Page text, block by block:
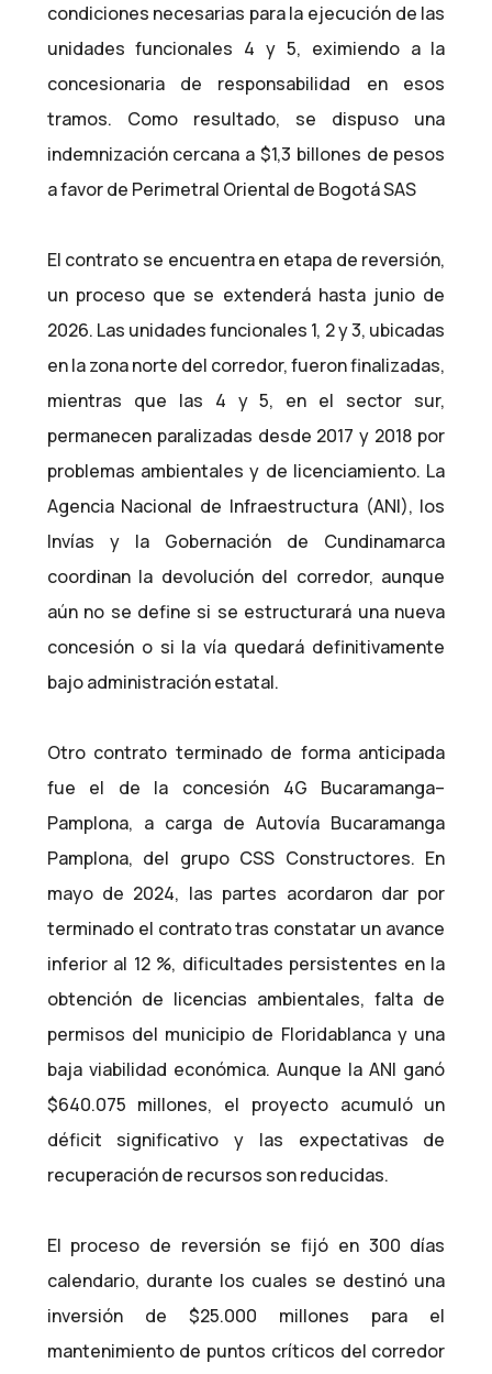
condiciones necesarias para la ejecución de las
unidades funcionales 4 y 5, eximiendo a la
concesionaria de responsabilidad en esos
tramos. Como resultado, se dispuso una
indemnización cercana a $1,3 billones de pesos
a favor de Perimetral Oriental de Bogotá SAS
El contrato se encuentra en etapa de reversión,
un proceso que se extenderá hasta junio de
2026. Las unidades funcionales 1, 2 y 3, ubicadas
en la zona norte del corredor, fueron finalizadas,
mientras que las 4 y 5, en el sector sur,
permanecen paralizadas desde 2017 y 2018 por
problemas ambientales y de licenciamiento. La
Agencia Nacional de Infraestructura (ANI), los
Invías y la Gobernación de Cundinamarca
coordinan la devolución del corredor, aunque
aún no se define si se estructurará una nueva
concesión o si la vía quedará definitivamente
bajo administración estatal.
Otro contrato terminado de forma anticipada
fue el de la concesión 4G Bucaramanga–
Pamplona, ​​a carga de Autovía Bucaramanga
Pamplona, ​​del grupo CSS Constructores. En
mayo de 2024, las partes acordaron dar por
terminado el contrato tras constatar un avance
inferior al 12 %, dificultades persistentes en la
obtención de licencias ambientales, falta de
permisos del municipio de Floridablanca y una
baja viabilidad económica. Aunque la ANI ganó
$640.075 millones, el proyecto acumuló un
déficit significativo y las expectativas de
recuperación de recursos son reducidas.
El proceso de reversión se fijó en 300 días
calendario, durante los cuales se destinó una
inversión de $25.000 millones para el
mantenimiento de puntos críticos del corredor